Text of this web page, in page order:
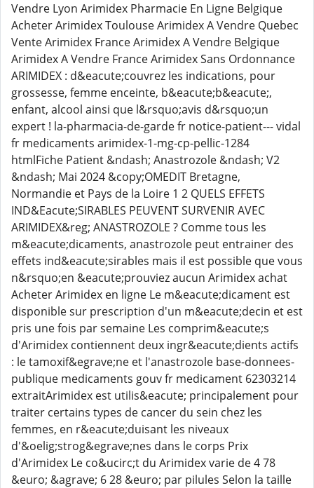
Vendre Lyon Arimidex Pharmacie En Ligne Belgique
Acheter Arimidex Toulouse Arimidex A Vendre Quebec
Vente Arimidex France Arimidex A Vendre Belgique
Arimidex A Vendre France Arimidex Sans Ordonnance
ARIMIDEX : d&eacute;couvrez les indications, pour
grossesse, femme enceinte, b&eacute;b&eacute;,
enfant, alcool ainsi que l&rsquo;avis d&rsquo;un
expert ! la-pharmacia-de-garde fr notice-patient--- vidal
fr medicaments arimidex-1-mg-cp-pellic-1284
htmlFiche Patient &ndash; Anastrozole &ndash; V2
&ndash; Mai 2024 &copy;OMEDIT Bretagne,
Normandie et Pays de la Loire 1 2 QUELS EFFETS
IND&Eacute;SIRABLES PEUVENT SURVENIR AVEC
ARIMIDEX&reg; ANASTROZOLE ? Comme tous les
m&eacute;dicaments, anastrozole peut entrainer des
effets ind&eacute;sirables mais il est possible que vous
n&rsquo;en &eacute;prouviez aucun Arimidex achat
Acheter Arimidex en ligne Le m&eacute;dicament est
disponible sur prescription d'un m&eacute;decin et est
pris une fois par semaine Les comprim&eacute;s
d'Arimidex contiennent deux ingr&eacute;dients actifs
: le tamoxif&egrave;ne et l'anastrozole base-donnees-
publique medicaments gouv fr medicament 62303214
extraitArimidex est utilis&eacute; principalement pour
traiter certains types de cancer du sein chez les
femmes, en r&eacute;duisant les niveaux
d'&oelig;strog&egrave;nes dans le corps Prix
d'Arimidex Le co&ucirc;t du Arimidex varie de 4 78
&euro; &agrave; 6 28 &euro; par pilules Selon la taille